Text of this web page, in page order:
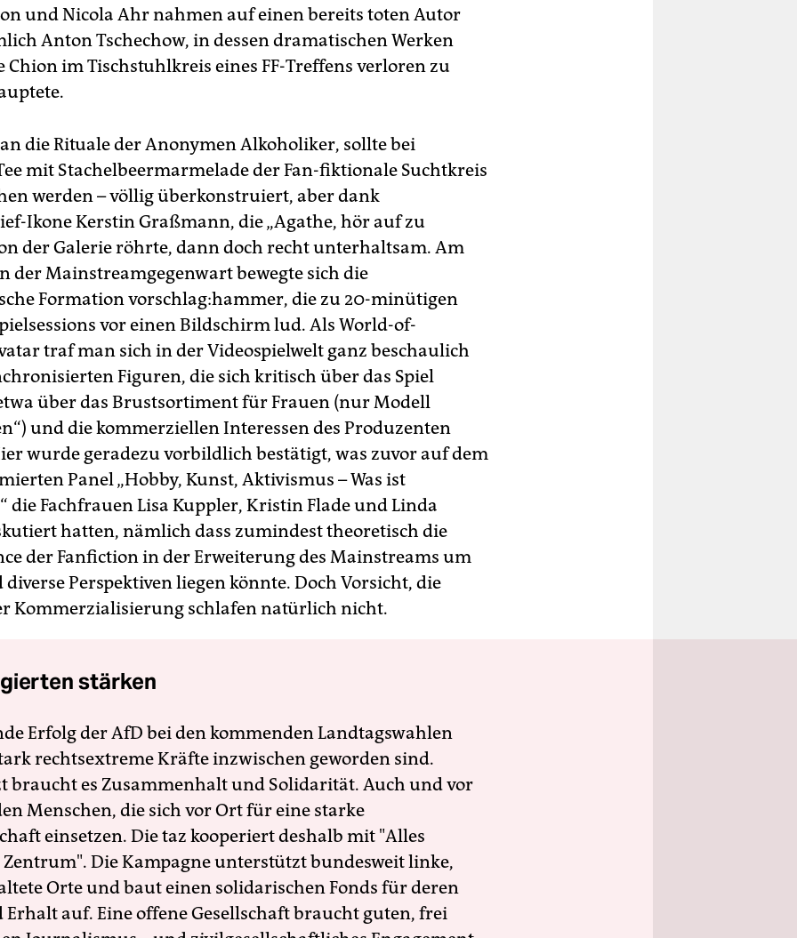
und Nicola Ahr nahmen auf einen bereits toten Autor
Anton Tschechow, in dessen dramatischen Werken
Chion im Tischstuhlkreis eines FF-Treffens verloren zu
die Rituale der Anonymen Alkoholiker, sollte bei
mit Stachelbeermarmelade der Fan-fiktio­nale Suchtkreis
werden – völlig überkonstruiert, aber dank
Ikone Kerstin Graßmann, die „Agathe, hör auf zu
der Galerie röhrte, dann doch recht unterhaltsam. Am
der Mainstreamgegenwart bewegte sich die
Formation vorschlag:hammer, die zu 20-minütigen
vor einen Bildschirm lud. Als World-of-
traf man sich in der Videospielwelt ganz beschaulich
Figuren, die sich kritisch über das Spiel
über das Brustsortiment für Frauen (nur Modell
und die kommerziellen Interessen des Produzenten
wurde geradezu vorbildlich bestätigt, was zuvor auf dem
Panel „Hobby, Kunst, Aktivismus – Was ist
die Fachfrauen Lisa Kuppler, Kristin Flade und Linda
hatten, nämlich dass zumindest theoretisch die
der Fanfiction in der Erweiterung des Mainstreams um
diverse Perspektiven liegen könnte. Doch Vorsicht, die
Kommerzialisierung schlafen natürlich nicht.
stärken
Erfolg der AfD bei den kommenden Landtagswahlen
rechtsextreme Kräfte inzwischen geworden sind.
braucht es Zusammenhalt und Solidarität. Auch und vor
Menschen, die sich vor Ort für eine starke
einsetzen. Die taz kooperiert deshalb mit "Alles
Die Kampagne unterstützt bundesweit linke,
Orte und baut einen solidarischen Fonds für deren
Erhalt auf. Eine offene Gesellschaft braucht guten, frei